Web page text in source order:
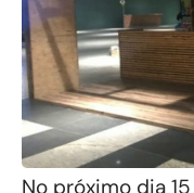
No próximo dia